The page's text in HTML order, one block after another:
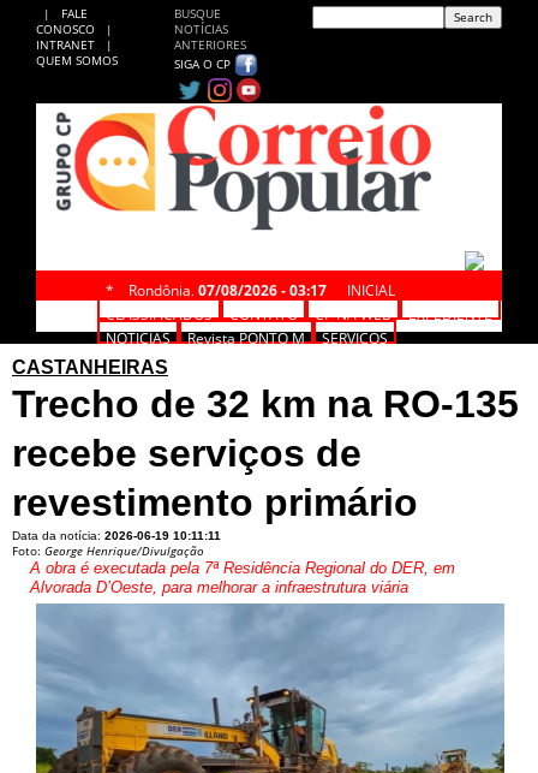
|
FALE
CONOSCO
|
INTRANET
|
QUEM SOMOS
BUSQUE
NOTÍCIAS
ANTERIORES
SIGA O CP
* Rondônia, 07/08/2026 - 03:17
INICIAL
CLASSIFICADOS
CONTATO CP NA WEB
EXPEDIENTE
NOTÍCIAS
Revista PONTO M
SERVIÇOS
CASTANHEIRAS
Trecho de 32 km na RO-135
recebe serviços de
revestimento primário
Data da notícia: 2026-06-19 10:11:11
Foto: George Henrique/Divulgação
A obra é executada pela 7ª Residência Regional do DER, em
Alvorada D’Oeste, para melhorar a infraestrutura viária